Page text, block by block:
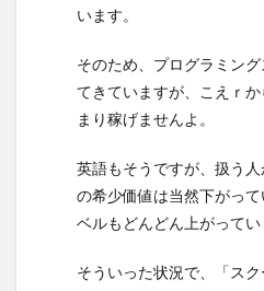
ミン
自動
る流
れに
てい
るか
ら
います。
そのため、プログラミン
てきていますが、こえｒ
まり稼げませんよ。
英語もそうですが、扱う
の希少価値は当然下がっ
ベルもどんどん上がってい
そういった状況で、「ス